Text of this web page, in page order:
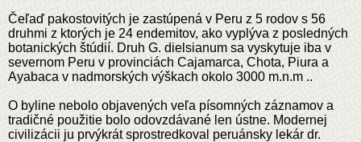
Čeľaď pakostovitých je zastúpená v Peru z 5 rodov s 56
druhmi z ktorých je 24 endemitov, ako vyplýva z posledných
botanických štúdií. Druh G. dielsianum sa vyskytuje iba v
severnom Peru v provinciách Cajamarca, Chota, Piura a
Ayabaca v nadmorských výškach okolo 3000 m.n.m ..
O byline nebolo objavených veľa písomných záznamov a
tradičné použitie bolo odovzdávané len ústne. Modernej
civilizácii ju prvýkrát sprostredkoval peruánsky lekár dr.